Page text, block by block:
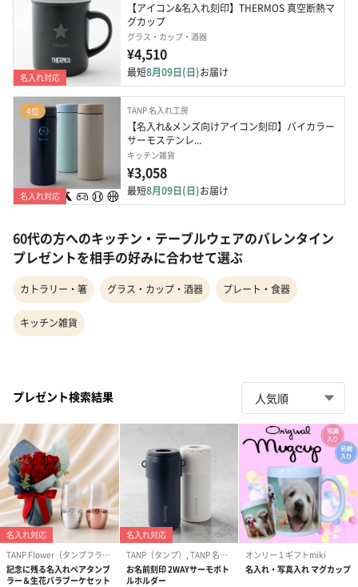
名入れ対応
【アイコン&名入れ刻印】THERMOS 真空断熱マ
グカップ
グラス・カップ・酒器
¥4,510
最短8月09日(日)お届け
4位
名入れ対応
TANP 名入れ工房
【名入れ&メンズ向けアイコン刻印】バイカラー
サーモステンレ...
キッチン雑貨
¥3,058
最短8月09日(日)お届け
60代の方へのキッチン・テーブルウェアのバレンタイン
プレゼントを相手の好みに合わせて選ぶ
カトラリー・箸 グラス・カップ・酒器 プレート・食器
キッチン雑貨
プレゼント検索結果